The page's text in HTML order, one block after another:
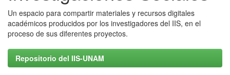
Un espacio para compartir materiales y recursos digitales
académicos producidos por los investigadores del IIS, en el
proceso de sus diferentes proyectos.
Repositorio del IIS-UNAM